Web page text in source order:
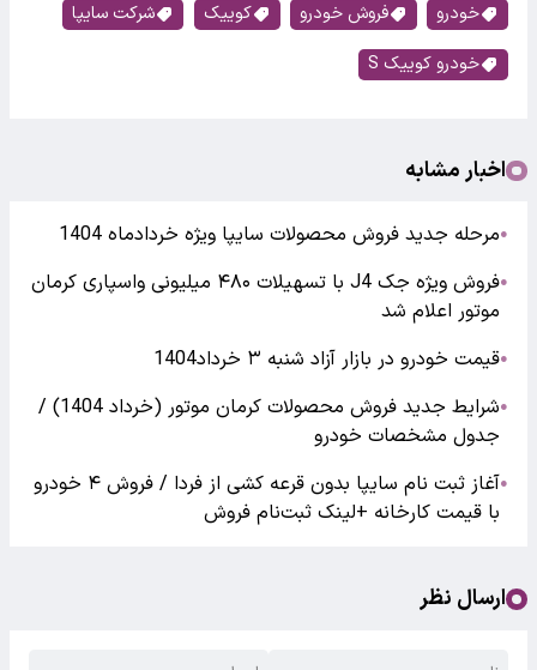
خودرو فروش خودرو کوییک
شرکت سایپا
خودرو کوییک S
اخبار مشابه
●مرحله جدید فروش محصولات سایپا ویژه خردادماه 1404
●
فروش ویژه جک J4 با تسهیلات ۴۸۰ میلیونی واسپاری کرمان
موتور اعلام شد
●قیمت خودرو در بازار آزاد شنبه ۳ خرداد1404
●
شرایط جدید فروش محصولات کرمان موتور (خرداد 1404) /
جدول مشخصات خودرو
●
آغاز ثبت نام سایپا بدون قرعه کشی از فردا / فروش ۴ خودرو
با قیمت کارخانه +لینک ثبت‌نام فروش
ارسال نظر